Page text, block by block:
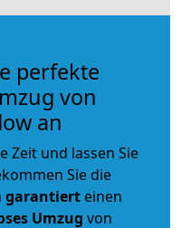
perfekte
von
an
Zeit und lassen Sie
Sie die
garantiert einen
Umzug von